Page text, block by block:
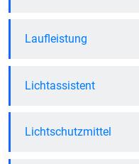
Laufleistung
Lichtassistent
Lichtschutzmittel